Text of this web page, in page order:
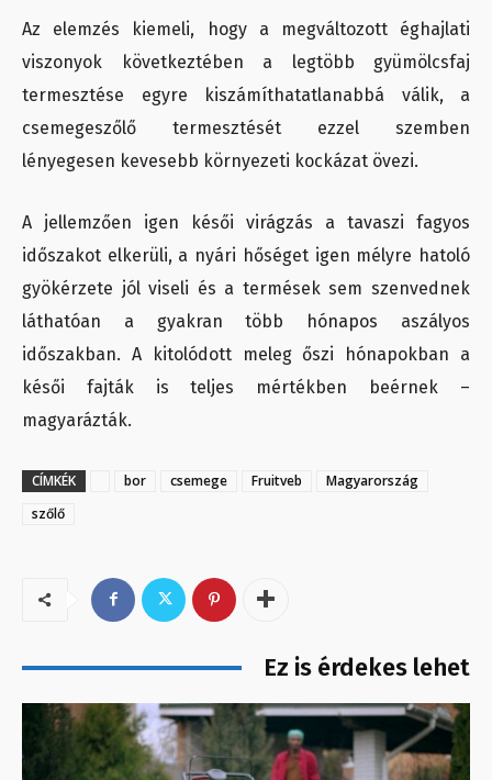
Az elemzés kiemeli, hogy a megváltozott éghajlati
viszonyok következtében a legtöbb gyümölcsfaj
termesztése egyre kiszámíthatatlanabbá válik, a
csemegeszőlő termesztését ezzel szemben
lényegesen kevesebb környezeti kockázat övezi.
A jellemzően igen késői virágzás a tavaszi fagyos
időszakot elkerüli, a nyári hőséget igen mélyre hatoló
gyökérzete jól viseli és a termések sem szenvednek
láthatóan a gyakran több hónapos aszályos
időszakban. A kitolódott meleg őszi hónapokban a
késői fajták is teljes mértékben beérnek –
magyarázták.
CÍMKÉK bor csemege Fruitveb
Magyarország
szőlő
Ez is érdekes lehet